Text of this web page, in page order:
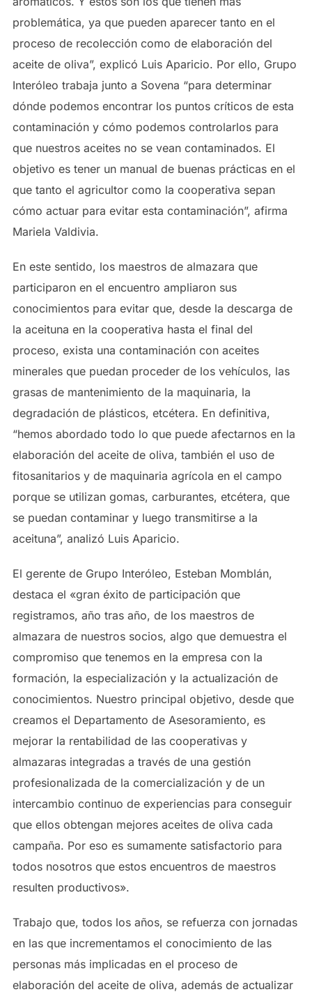
problemática, ya que pueden aparecer tanto en el
proceso de recolección como de elaboración del
aceite de oliva”, explicó Luis Aparicio. Por ello, Grupo
Interóleo trabaja junto a Sovena “para determinar
dónde podemos encontrar los puntos críticos de esta
contaminación y cómo podemos controlarlos para
que nuestros aceites no se vean contaminados. El
objetivo es tener un manual de buenas prácticas en el
que tanto el agricultor como la cooperativa sepan
cómo actuar para evitar esta contaminación”, afirma
Mariela Valdivia.
En este sentido, los maestros de almazara que
participaron en el encuentro ampliaron sus
conocimientos para evitar que, desde la descarga de
la aceituna en la cooperativa hasta el final del
proceso, exista una contaminación con aceites
minerales que puedan proceder de los vehículos, las
grasas de mantenimiento de la maquinaria, la
degradación de plásticos, etcétera. En definitiva,
“hemos abordado todo lo que puede afectarnos en la
elaboración del aceite de oliva, también el uso de
fitosanitarios y de maquinaria agrícola en el campo
porque se utilizan gomas, carburantes, etcétera, que
se puedan contaminar y luego transmitirse a la
aceituna”, analizó Luis Aparicio.
El gerente de Grupo Interóleo, Esteban Momblán,
destaca el «gran éxito de participación que
registramos, año tras año, de los maestros de
almazara de nuestros socios, algo que demuestra el
compromiso que tenemos en la empresa con la
formación, la especialización y la actualización de
conocimientos. Nuestro principal objetivo, desde que
creamos el Departamento de Asesoramiento, es
mejorar la rentabilidad de las cooperativas y
almazaras integradas a través de una gestión
profesionalizada de la comercialización y de un
intercambio continuo de experiencias para conseguir
que ellos obtengan mejores aceites de oliva cada
campaña. Por eso es sumamente satisfactorio para
todos nosotros que estos encuentros de maestros
resulten productivos».
Trabajo que, todos los años, se refuerza con jornadas
en las que incrementamos el conocimiento de las
personas más implicadas en el proceso de
elaboración del aceite de oliva, además de actualizar